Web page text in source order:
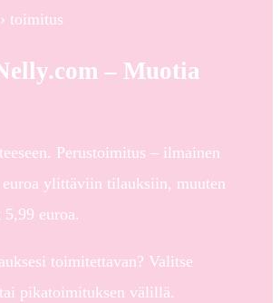
toimitus
– Muotia
Perustoimitus – ilmainen
ylittäviin tilauksiin, muuten
euroa.
toimitettavan? Valitse
pikatoimituksen välillä.